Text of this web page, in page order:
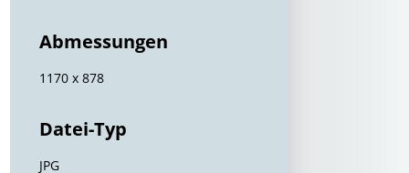
Abmessungen
1170 x 878
Datei-Typ
JPG